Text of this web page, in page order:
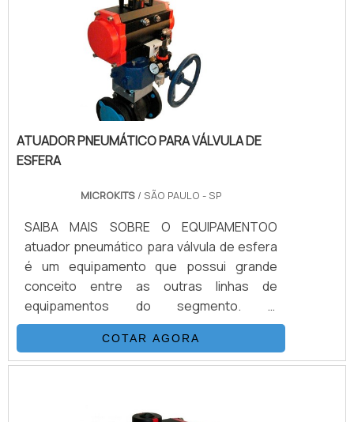
tipos de energia em elétrica. Porém, para a
realização assertiva do procedi.
ATUADOR PNEUMÁTICO PARA VÁLVULA DE
ESFERA
MICROKITS/ SÃO PAULO - SP
SAIBA MAIS SOBRE O EQUIPAMENTOO
atuador pneumático para válvula de esfera
é um equipamento que possui grande
conceito entre as outras linhas de
equipamentos do segmento. O
equipamento é encontrado com tamanhos
adequados, desde os menores diâmetros
existentes no mercado. Também pode ser
COTAR AGORA